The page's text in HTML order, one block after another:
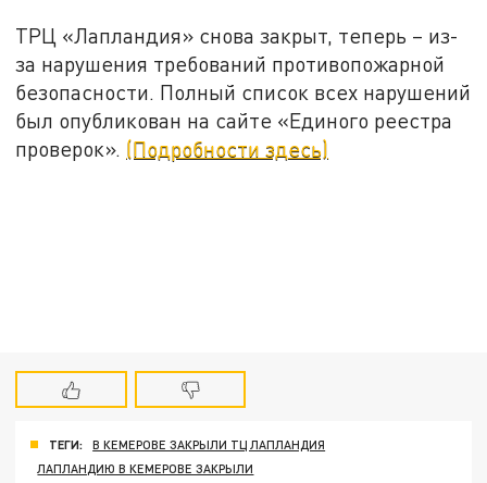
ТРЦ «Лапландия» снова закрыт, теперь – из-
за нарушения требований противопожарной
безопасности. Полный список всех нарушений
был опубликован на сайте «Единого реестра
проверок». (Подробности здесь)
ТЕГИ:
В КЕМЕРОВЕ ЗАКРЫЛИ ТЦ ЛАПЛАНДИЯ
ЛАПЛАНДИЮ В КЕМЕРОВЕ ЗАКРЫЛИ